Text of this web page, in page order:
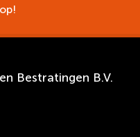
Bestratingen B.V.